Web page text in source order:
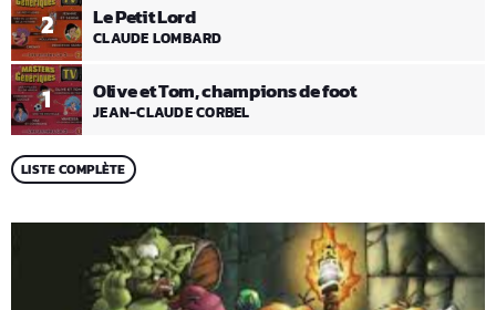
1 Olive et Tom, champions de foot
JEAN-CLAUDE CORBEL
2 Le Petit Lord
CLAUDE LOMBARD
LISTE COMPLÈTE